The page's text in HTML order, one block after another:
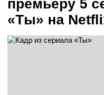
премьеру 5
«Ты» на